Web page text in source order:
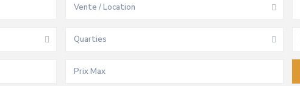
Vente / Location
Quarties